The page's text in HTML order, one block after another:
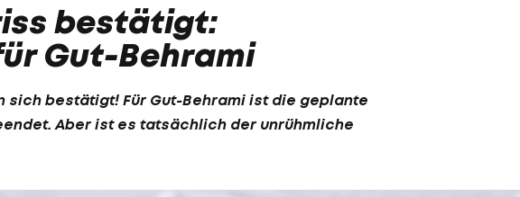
bestätigt:
Gut-Behrami
sich bestätigt! Für Gut-Behrami ist die geplante
Aber ist es tatsächlich der unrühmliche